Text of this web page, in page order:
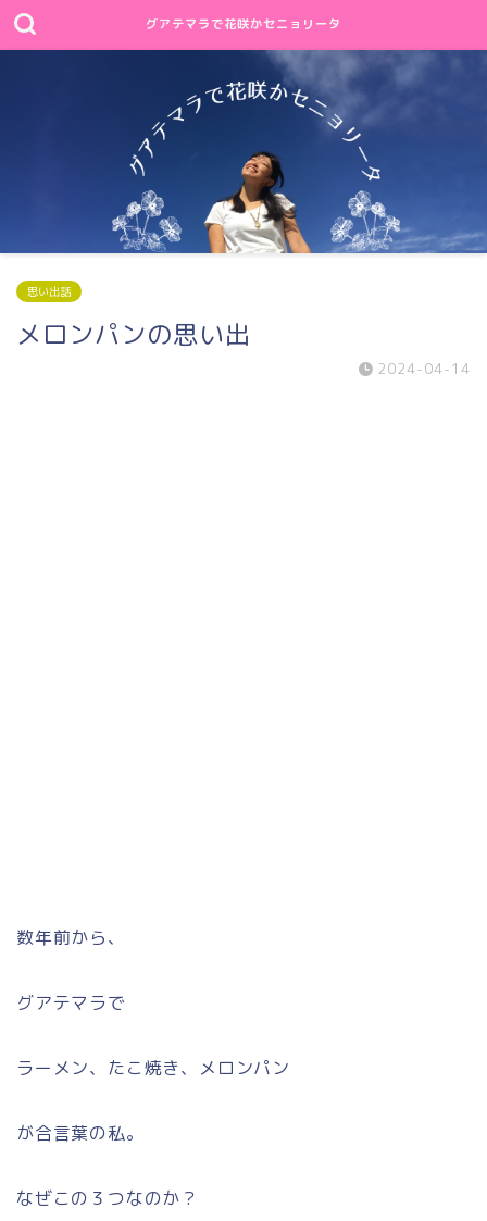
グアテマラで花咲かセニョリータ
思い出話
メロンパンの思い出
2024-04-14
数年前から、
グアテマラで
ラーメン、たこ焼き、メロンパン
が合言葉の私。
なぜこの３つなのか？